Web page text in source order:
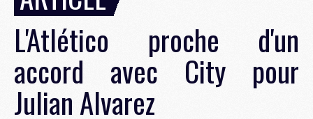
L'Atlético proche d'un
accord avec City pour
Julian Alvarez